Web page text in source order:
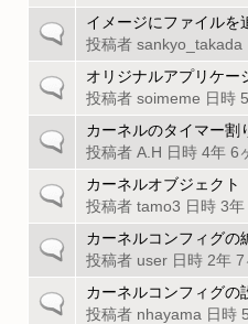
ピ
ッ
の
ト
ピ
ッ
一
の
ト
ピ
ッ
イメージにファイルを
投稿者 sankyo_takada
一
の
ト
ピ
ッ
オリジナルアプリケー
投稿者 soimeme 日時
一
の
ト
ピ
ッ
カーネルのタイマー割
投稿者 A.H 日時 4年 6
一
の
ト
ピ
ッ
カーネルオブジェクト
投稿者 tamo3 日時 3
一
の
ト
カーネルコンフィグの
投稿者 user 日時 2年
一
カーネルコンフィグの
投稿者 nhayama 日時